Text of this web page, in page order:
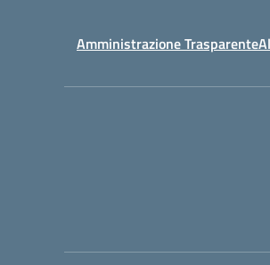
Amministrazione Trasparente